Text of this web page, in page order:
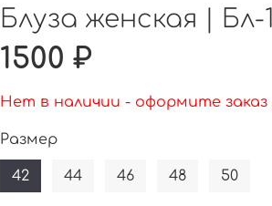
Блуза женская | Бл-
1500 ₽
Нет в наличии - оформите
Размер
42 44 46 48 50